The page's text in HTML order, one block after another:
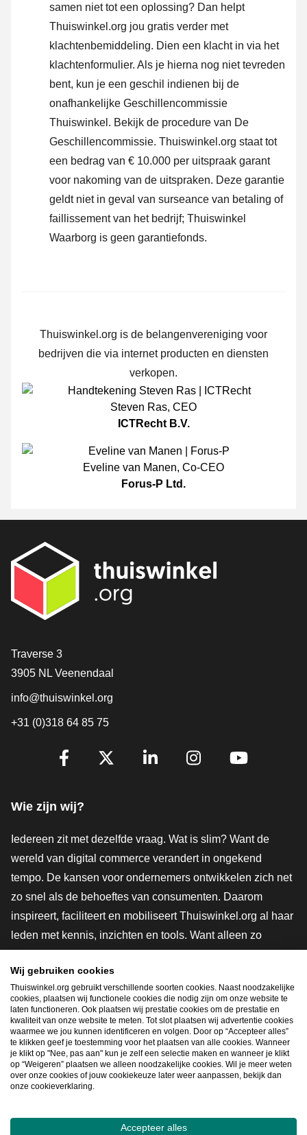
samen niet tot een oplossing? Dan helpt
Thuiswinkel.org jou gratis verder met
klachtenbemiddeling. Dien een klacht in via het
klachtenformulier. Als je hierna nog niet tevreden
bent, kun je een geschil indienen bij de
onafhankelijke Geschillencommissie
Thuiswinkel. Bekijk de procedure van De
Geschillencommissie. Thuiswinkel.org staat tot
een bedrag van € 10.000 per uitspraak garant
voor nakoming van de uitspraken. Deze garantie
geldt niet in geval van surseance van betaling of
faillissement van het bedrijf; Thuiswinkel
Waarborg is geen garantiefonds.
Thuiswinkel.org is de belangenvereniging voor
bedrijven die via internet producten en diensten
verkopen.
Steven Ras, CEO
ICTRecht B.V.
Eveline van Manen, Co-CEO
Forus-P Ltd.
Contact
Traverse 3
3905 NL Veenendaal
info@thuiswinkel.org
+31 (0)318 64 85 75
Volg je ons al?
Wie zijn wij?
Iedereen zit met dezelfde vraag. Wat is slim? Want de
wereld van digital commerce verandert in ongekend
tempo. De kansen voor ondernemers ontwikkelen zich net
zo snel als de behoeftes van consumenten. Daarom
inspireert, faciliteert en mobiliseert Thuiswinkel.org al haar
leden met kennis, inzichten en tools. Want alleen zo
innovatievere toekomst. Dus groei ook mee en maak
shoppen slimmer.
Lid worden
Snel navigeren
Wij gebruiken cookies
Thuiswinkel.org gebruikt verschillende soorten cookies. Naast noodzakelijke
cookies, plaatsen wij functionele cookies die nodig zijn om onze website te
laten functioneren. Ook plaatsen wij prestatie cookies om de prestatie en
kwaliteit van onze website te meten. Tot slot plaatsen wij advertentie cookies
waarmee we jou kunnen identificeren en volgen. Door op “Accepteer alles”
te klikken geef je toestemming voor het plaatsen van alle cookies. Wanneer
je klikt op "Nee, pas aan" kun je zelf een selectie maken en wanneer je klikt
op “Weigeren” plaatsen we alleen noodzakelijke cookies. Wil je meer weten
over onze cookies of jouw cookiekeuze later weer aanpassen, bekijk dan
onze cookieverklaring.
Accepteer alles